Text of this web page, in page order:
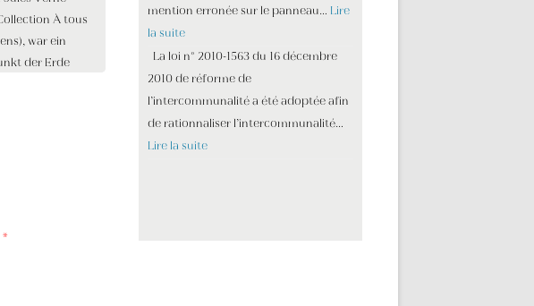
*
mention erronée sur le panneau… Lire
la suite
La loi n° 2010-1563 du 16 décembre
2010 de réforme de
l’intercommunalité a été adoptée afin
de rationnaliser l’intercommunalité…
Lire la suite